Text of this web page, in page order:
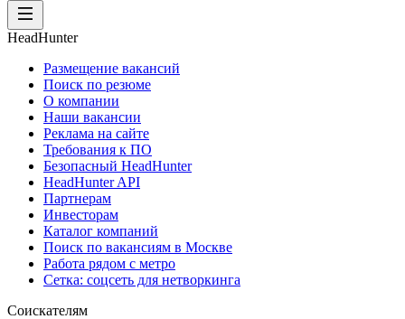
HeadHunter
Размещение вакансий
Поиск по резюме
О компании
Наши вакансии
Реклама на сайте
Требования к ПО
Безопасный HeadHunter
HeadHunter API
Партнерам
Инвесторам
Каталог компаний
Поиск по вакансиям в Москве
Работа рядом с метро
Сетка: соцсеть для нетворкинга
Соискателям